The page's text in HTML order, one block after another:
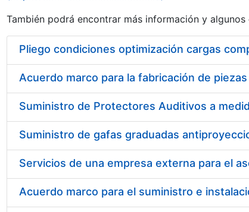
Show/Hide
Show/Hide
Show/Hide
También podrá encontrar más información y
Pliego condiciones optimización cargas
Acuerdo marco para la fabricación de piezas
Acuerdo marco para el suministro e